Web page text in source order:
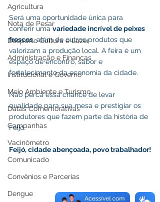
Agricultura
Nota de Pesar
Desporto Cultura e Lazer
Administração e Finanças
Institucional e Governo
Meio Ambiente e Turismo
Datas Comemorativas
Campanhas
Vacinômetro
Comunicado
Convênios e Parcerias
Dengue
Será uma oportunidade única para
conferir uma variedade incrível de peixes
frescos, além de outros produtos que
valorizam a produção local. A feira é um
espaço de encontro, sabor e
fortalecimento da economia da cidade.
Não perca essa chance de levar
qualidade para sua mesa e prestigiar os
produtores que fazem parte da história de
Feijó.
Feijó, cidade abençoada, povo trabalhador!